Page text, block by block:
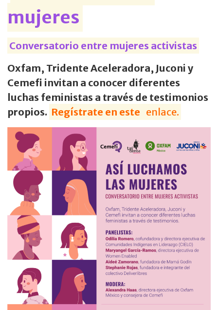
mujeres
Conversatorio entre mujeres activistas
Oxfam, Tridente Aceleradora, Juconi y
Cemefi invitan a conocer diferentes
luchas feministas a través de testimonios
propios. Regístrate en este enlace.